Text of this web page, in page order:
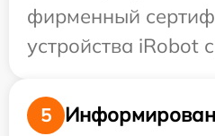
фирменный
устройства iRobot
5